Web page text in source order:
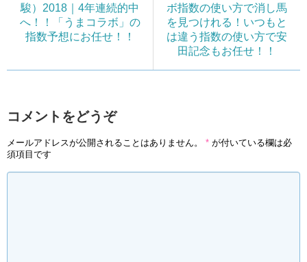
駿）2018｜4年連続的中
へ！！「うまコラボ」の
指数予想にお任せ！！
ボ指数の使い方で消し馬
を見つけれる！いつもと
は違う指数の使い方で安
田記念もお任せ！！
コメントをどうぞ
メールアドレスが公開されることはありません。 * が付いている欄は必
須項目です